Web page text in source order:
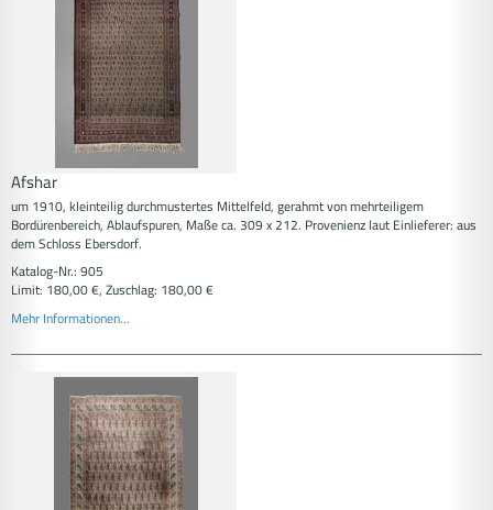
Afshar
um 1910, kleinteilig durchmustertes Mittelfeld, gerahmt von mehrteiligem
Bordürenbereich, Ablaufspuren, Maße ca. 309 x 212. Provenienz laut Einlieferer: aus
dem Schloss Ebersdorf.
Katalog-Nr.: 905
Limit: 180,00 €, Zuschlag: 180,00 €
Mehr Informationen...